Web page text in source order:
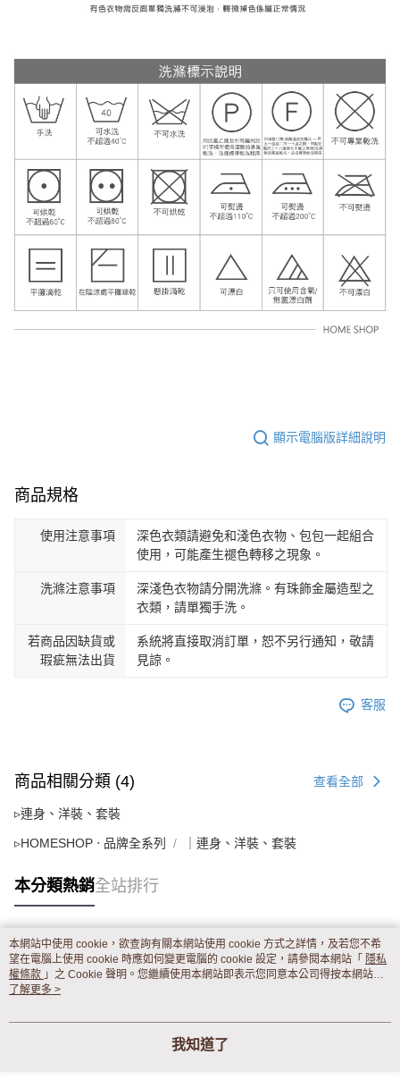
顯示電腦版詳細說明
商品規格
使用注意事項
深色衣類請避免和淺色衣物、包包一起組合
使用，可能產生褪色轉移之現象。
洗滌注意事項
深淺色衣物請分開洗滌。有珠飾金屬造型之
衣類，請單獨手洗。
若商品因缺貨或
瑕疵無法出貨
系統將直接取消訂單，恕不另行通知，敬請
見諒。
客服
商品相關分類 (4) 查看全部
▹連身、洋裝、套裝
▹HOMESHOP ‧ 品牌全系列 ｜連身、洋裝、套裝
本分類熱銷全站排行
熱門標籤
本網站中使用 cookie，欲查詢有關本網站使用 cookie 方式之詳情，及若您不希
望在電腦上使用 cookie 時應如何變更電腦的 cookie 設定，請參閱本網站「 隱私
權條款 」之 Cookie 聲明。您繼續使用本網站即表示您同意本公司得按本網站使
用條款之 Cookie 聲明使用 cookie。
了解更多 >
我知道了